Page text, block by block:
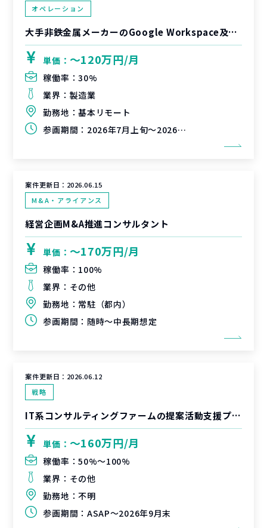
オペレーション
大手非鉄金属メーカーのGoogle Workspace及び生成AIを用いた業務効率化支援
単価： 〜120万円/月
稼働率：30%
業界： 製造業
勤務地：基本リモート
参画期間： 2026年7月上旬～2026年9月上旬
案件更新日： 2026.06.15
M&A・アライアンス
経営企画M&A推進コンサルタント
単価： 〜170万円/月
稼働率： 100%
業界： その他
勤務地： 常駐（都内）
参画期間： 随時～中長期想定
案件更新日： 2026.06.12
戦略
IT系コンサルティングファームの提案活動支援プロジェクト
単価： 〜160万円/月
稼働率：50%〜100%
業界： その他
勤務地：不明
参画期間： ASAP～2026年9月末